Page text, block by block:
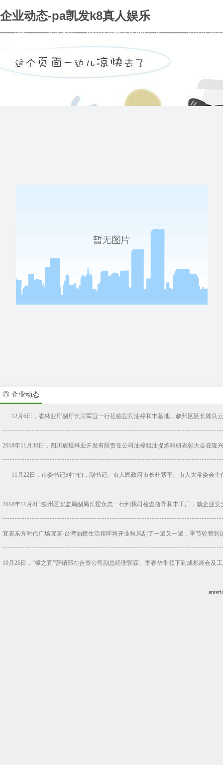
企业动态-pa凯发k8真人娱乐
casa 宸煜集团 pa凯发k8真人娱乐的产品中心 lista de
◎ 企业动态
12月6日，省林业厅副厅长宾军宜一行莅临宜宾油樟和丰基地，叙州区区长陈良
2018年11月30日，四川宸煜林业开发有限责任公司油樟粗油提炼科研表彰大会在隆
11月22日，市委书记刘中伯，副书记、市人民政府市长杜紫平、市人大常委会主
2018年11月8日叙州区安监局副局长翟永忠一行到我司检查指导和丰工厂，就企业
宜宾东方时代广场宜宾·台湾油樟生活馆即将开业秋风刮了一遍又一遍，季节轮替
10月26日，“樟之宜”营销部在合资公司副总经理郭霖、李春华带领下到成都展会及